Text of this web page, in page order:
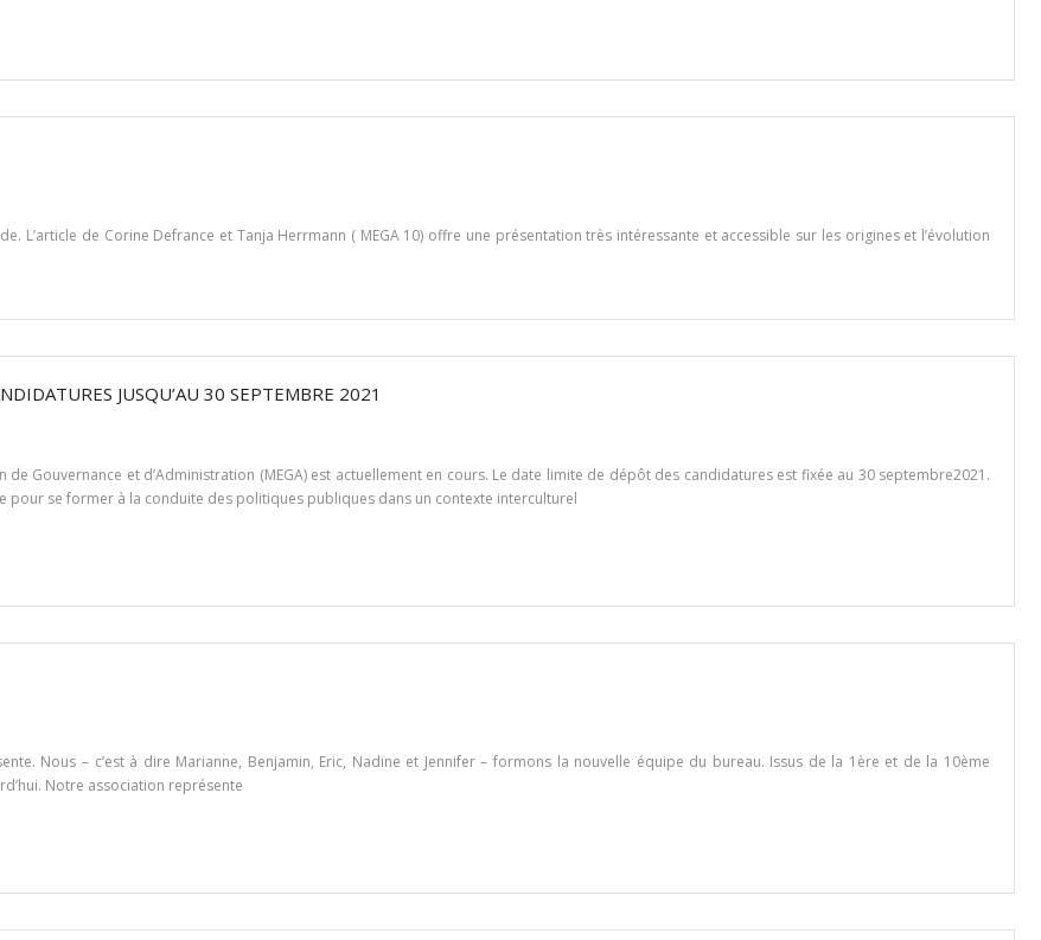
L’article de Corine Defrance et Tanja Herrmann ( MEGA 10) offre une présentation très intéressante et accessible sur les origines et l’évolution
JUSQU’AU 30 SEPTEMBRE 2021
Gouvernance et d’Administration (MEGA) est actuellement en cours. Le date limite de dépôt des candidatures est fixée au 30 septembre2021.
se former à la conduite des politiques publiques dans un contexte interculturel
Nous – c’est à dire Marianne, Benjamin, Eric, Nadine et Jennifer – formons la nouvelle équipe du bureau. Issus de la 1ère et de la 10ème
Notre association représente